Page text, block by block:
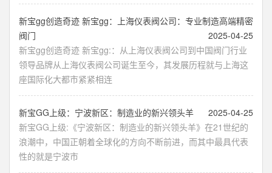
新宝gg创造奇迹 新宝gg：上海仪表阀公司：专业制造高端精密
阀门
2025-04-25
新宝gg创造奇迹 新宝gg:：从上海仪表阀公司到中国阀门行业
领导品牌从上海仪表阀公司诞生至今，其发展历程就与上海这
座国际化大都市紧紧相连
新宝GG上级：宁波新区：制造业的新兴领头羊
2025-04-25
新宝GG上级:《宁波新区：制造业的新兴领头羊》在21世纪的
浪潮中，中国正朝着全球化的方向不断前进，而其中最具代表
性的就是宁波市